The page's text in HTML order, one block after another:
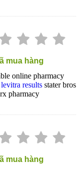
mua hàng
online pharmacy
levitra results stater bros
pharmacy
mua hàng